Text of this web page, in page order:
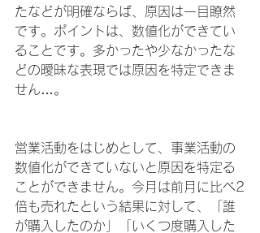
たなどが明確ならば、原因は一目瞭然
です。ポイントは、数値化ができてい
ることです。多かったや少なかったな
どの曖昧な表現では原因を特定できま
せん…。
営業活動をはじめとして、事業活動の
数値化ができていないと原因を特定る
ことができません。今月は前月に比べ2
倍も売れたという結果に対して、「誰
が購入したのか」「いくつ度購入した